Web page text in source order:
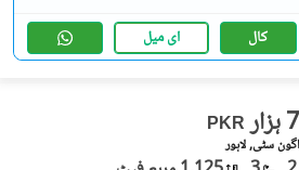
کال ای میل
PKR
سٹی, لاہور